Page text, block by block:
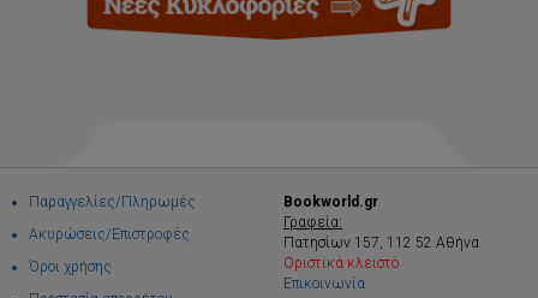
Παραγγελίες/Πληρωμές
Ακυρώσεις/Επιστροφές
Όροι χρήσης
Bookworld.gr
Γραφεία:
Πατησίων 157, 112 52 Αθήνα
Οριστικά κλειστό
Επικοινωνία